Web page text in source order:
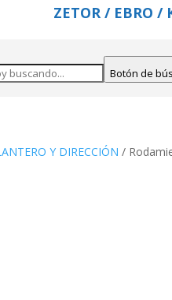
ZETOR / EBRO /
Botón de
Y DIRECCIÓN /